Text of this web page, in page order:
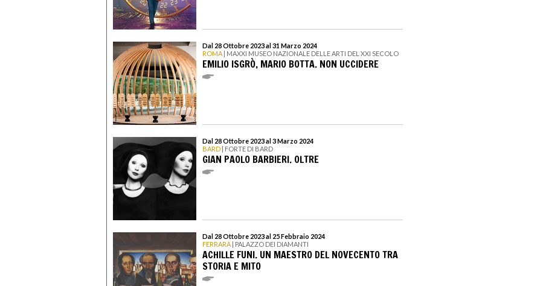
Dal 28 Ottobre 2023 al 31 Marzo 2024
ROMA | MAXXI MUSEO NAZIONALE DELLE ARTI DEL XXI SECOLO
EMILIO ISGRÒ, MARIO BOTTA. NON UCCIDERE
Dal 28 Ottobre 2023 al 3 Marzo 2024
BARD | FORTE DI BARD
GIAN PAOLO BARBIERI. OLTRE
Dal 28 Ottobre 2023 al 25 Febbraio 2024
FERRARA | PALAZZO DEI DIAMANTI
ACHILLE FUNI. UN MAESTRO DEL NOVECENTO TRA
STORIA E MITO